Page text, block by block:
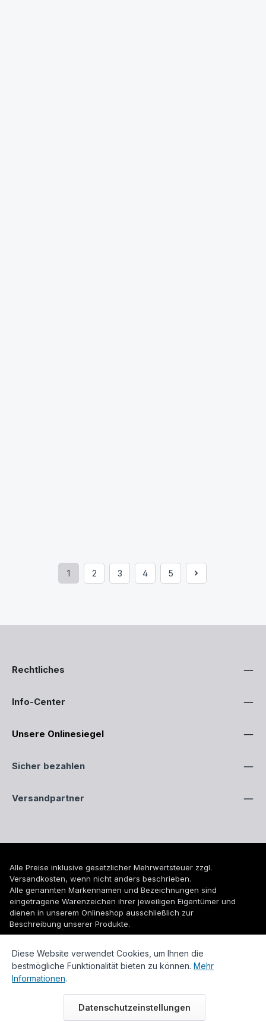
Seite
1
Seite
2
Seite
3
Seite
4
Seite
5
Rechtliches
Info-Center
Unsere Onlinesiegel
Sicher bezahlen
Versandpartner
Alle Preise inklusive gesetzlicher Mehrwertsteuer zzgl.
Versandkosten, wenn nicht anders beschrieben.
Alle genannten Markennamen und Bezeichnungen sind
eingetragene Warenzeichen ihrer jeweiligen Eigentümer und
dienen in unserem Onlineshop ausschließlich zur
Beschreibung unserer Produkte.
© 2026 WUH24.de - Weigel und Unger Heizungs- und
Sanitärtechnik GmbH
Diese Website verwendet Cookies, um Ihnen die
bestmögliche Funktionalität bieten zu können. Mehr
Informationen.
Datenschutzeinstellungen